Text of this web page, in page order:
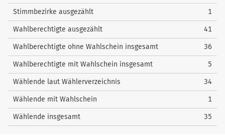
Stimmbezirke ausgezählt 1
Wahlberechtigte ausgezählt 41
Wahlberechtigte ohne Wahlschein insgesamt 36
Wahlberechtigte mit Wahlschein insgesamt 5
Wählende laut Wählerverzeichnis 34
Wählende mit Wahlschein 1
Wählende insgesamt 35